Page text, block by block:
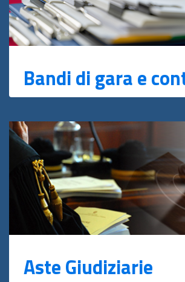
Bandi di gara e
Aste Giudiziarie